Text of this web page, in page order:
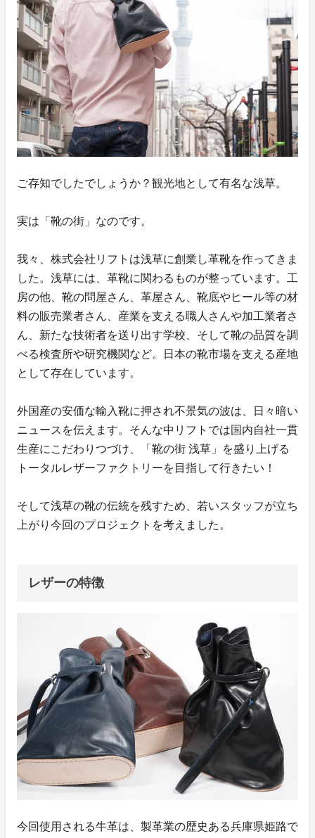
ご存知でしたでしょうか？観光地として有名な浅草。
実は「靴の街」なのです。
我々、株式会社リフトは浅草に創業し革靴を作ってきま
した。浅草には、革靴に関わるものが整っています。工
房の他、靴の問屋さん、革屋さん、靴底やヒール等の材
料の販売業者さん、産業を支える職人さんや加工業者さ
ん、新たな技術者を送り出す学校、そして靴の品質を調
べる検査所や研究機関など。日本の靴市場を支える産地
として存在しています。
外国産の安価な輸入靴に押され不景気の波は、日々暗い
ニュースを伝えます。そんな中リフトでは国内自社一貫
生産にこだわりつづけ、「靴の街 浅草」を盛り上げる
トータルレザーファクトリーを目指して行きたい！
そして浅草の靴の伝統を残すため、若いスタッフが立ち
上がり今回のプロジェクトを考えました。
レザーの特徴
今回使用される牛革は、製革業の歴史ある兵庫県姫路で